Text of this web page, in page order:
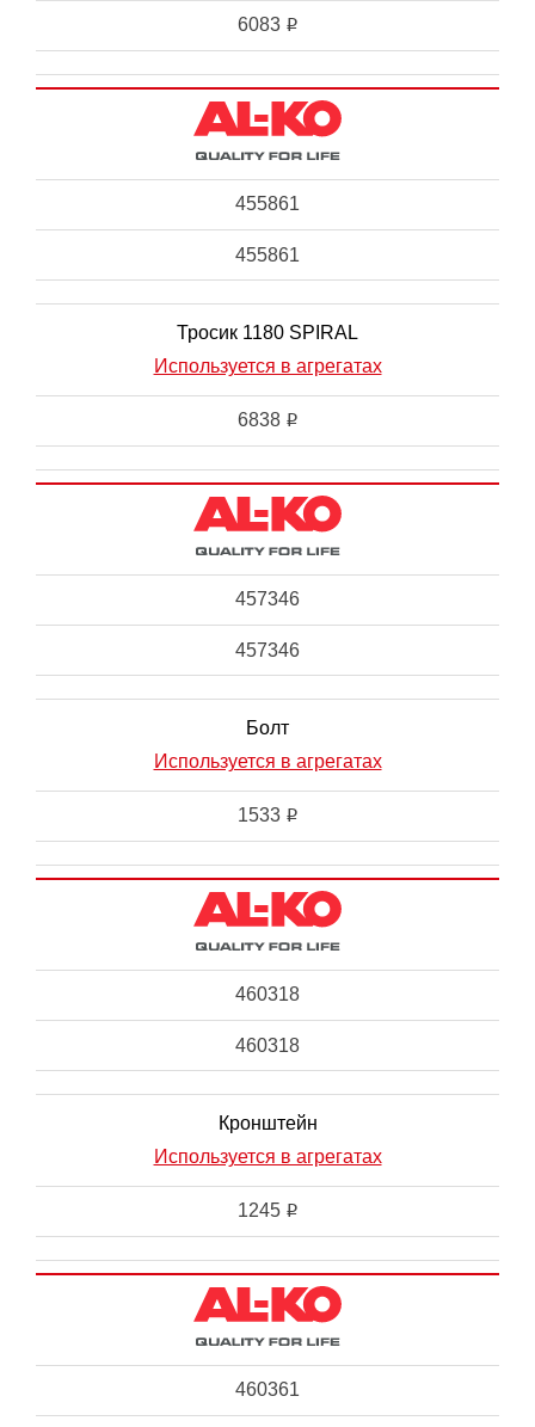
6083 i
455861
455861
Тросик 1180 SPIRAL
Используется в агрегатах
6838 i
457346
457346
Болт
Используется в агрегатах
1533 i
460318
460318
Кронштейн
Используется в агрегатах
1245 i
460361